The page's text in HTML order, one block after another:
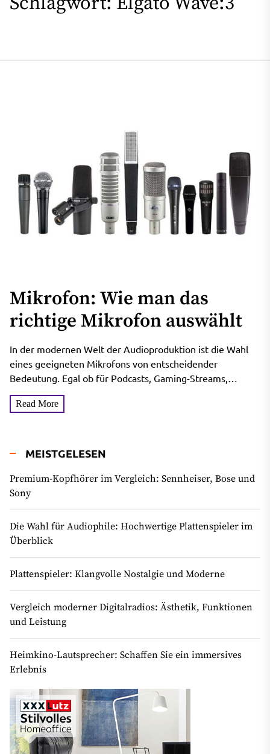
Mikrofon: Wie man das
richtige Mikrofon auswählt
In der modernen Welt der Audioproduktion ist die Wahl
eines geeigneten Mikrofons von entscheidender
Bedeutung. Egal ob für Podcasts, Gaming-Streams,
Musikaufnahmen oder Voiceovers – die...
Read More
MEISTGELESEN
Premium-Kopfhörer im Vergleich: Sennheiser, Bose und
Sony
Die Wahl für Audiophile: Hochwertige Plattenspieler im
Überblick
Plattenspieler: Klangvolle Nostalgie und Moderne
Vergleich moderner Digitalradios: Ästhetik, Funktionen
und Leistung
Heimkino-Lautsprecher: Schaffen Sie ein immersives
Erlebnis